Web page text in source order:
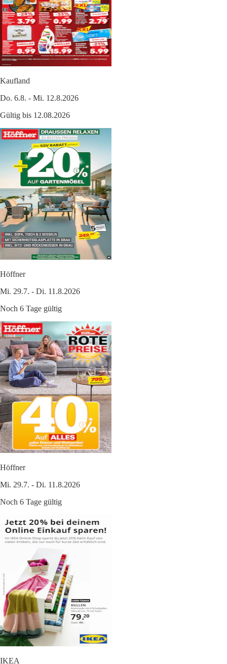
Kaufland
Do. 6.8. - Mi. 12.8.2026
Gültig bis 12.08.2026
Höffner
Mi. 29.7. - Di. 11.8.2026
Noch 6 Tage gültig
Höffner
Mi. 29.7. - Di. 11.8.2026
Noch 6 Tage gültig
IKEA